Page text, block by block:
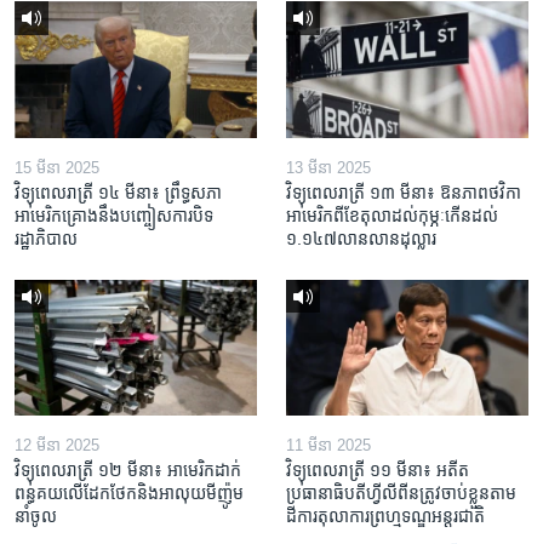
15 មីនា 2025
វិទ្យុពេលរាត្រី ១៤ មីនា៖ ព្រឹទ្ធសភា
អាមេរិកគ្រោងនឹងបញ្ចៀសការបិទ
រដ្ឋាភិបាល
13 មីនា 2025
វិទ្យុពេលរាត្រី ១៣ មីនា៖ ឱនភាព​ថវិកា​
អាមេរិក​ពី​ខែ​តុលា​ដល់​កុម្ភៈ​កើន​ដល់​
១.១៤៧​លានលាន​ដុល្លារ
12 មីនា 2025
វិទ្យុពេលរាត្រី ១២ មីនា៖ អាមេរិក​ដាក់​
ពន្ធគយ​លើ​ដែកថែក​និង​អាលុយ​មីញ៉ូម​
នាំចូល
11 មីនា 2025
វិទ្យុពេលរាត្រី ១១ មីនា៖ អតីត​
ប្រធានាធិបតីហ្វីលីពីន​ត្រូវ​ចាប់ខ្លួនតាម
ដីការ​តុលាការ​ព្រហ្មទណ្ឌ​អន្តរជាតិ